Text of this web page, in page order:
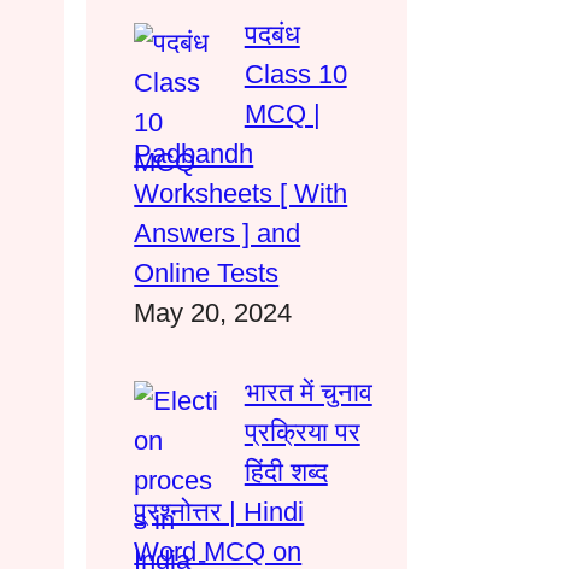
पदबंध
Class 10
MCQ |
Padbandh
Worksheets [ With
Answers ] and
Online Tests
May 20, 2024
भारत में चुनाव
प्रक्रिया पर
हिंदी शब्द
प्रश्नोत्तर | Hindi
Word MCQ on